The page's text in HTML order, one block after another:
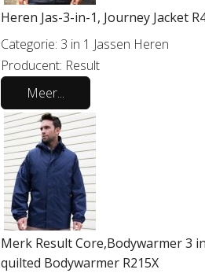
Heren Jas-3-in-1, Journey Jacket
Categorie: 3 in 1 Jassen Heren
Producent: Result
Meer...
Merk Result Core,Bodywarmer 3
quilted Bodywarmer R215X